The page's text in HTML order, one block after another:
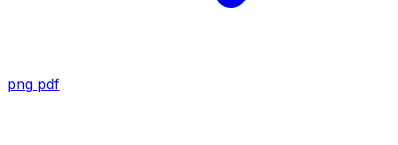
png pdf